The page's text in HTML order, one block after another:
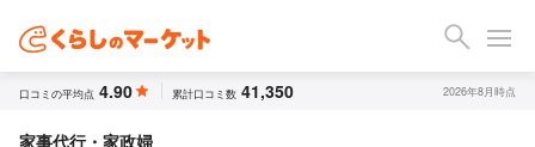
口コミの平均点 4.90 累計口コミ数 41,350 2026年8月時点
家事代行・家政婦